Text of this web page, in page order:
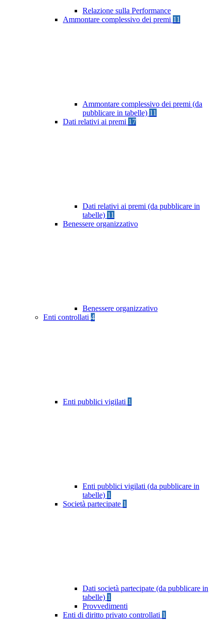
Relazione sulla Performance
Ammontare complessivo dei premi 11
Ammontare complessivo dei premi (da
pubblicare in tabelle) 11
Dati relativi ai premi 17
Dati relativi ai premi (da pubblicare in
tabelle) 11
Benessere organizzativo
Benessere organizzativo
Enti controllati 4
Enti pubblici vigilati 1
Enti pubblici vigilati (da pubblicare in
tabelle) 1
Società partecipate 1
Dati società partecipate (da pubblicare in
tabelle) 1
Provvedimenti
Enti di diritto privato controllati 1